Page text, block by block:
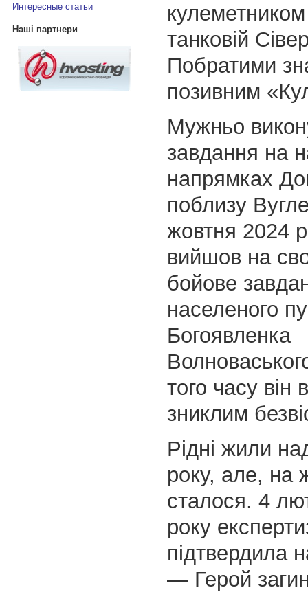
Интересные статьи
Наші партнери
танковій
Побратими
позивним
Мужньо
завдання на
напрямках
поблизу
жовтня 2024
вийшов на
бойове
населеного
Богоявленка
того часу він
зниклим
Рідні жили
року, але, на
сталося. 4
року
підтвердила
— Герой